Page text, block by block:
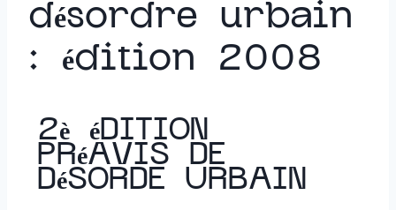
désordre urbain
: édition 2008
2è éDITION
PRéAVIS DE
DéSORDE URBAIN